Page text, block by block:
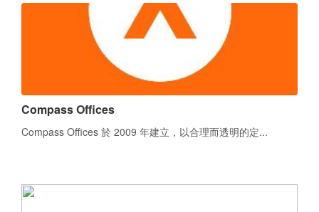
Compass Offices
Compass Offices 於 2009 年建立，以合理而透明的定...